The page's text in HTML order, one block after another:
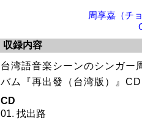
周享嘉（チ
収録内容
台湾語音楽シーンのシンガー
バム『再出發（台湾版）』
CD
01. 找出路